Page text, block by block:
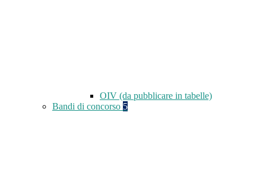
OIV (da pubblicare in tabelle)
Bandi di concorso 5